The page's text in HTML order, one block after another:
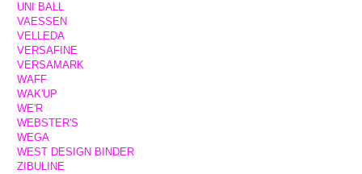
UNI BALL
VAESSEN
VELLEDA
VERSAFINE
VERSAMARK
WAFF
WAK'UP
WE'R
WEBSTER'S
WEGA
WEST DESIGN BINDER
ZIBULINE